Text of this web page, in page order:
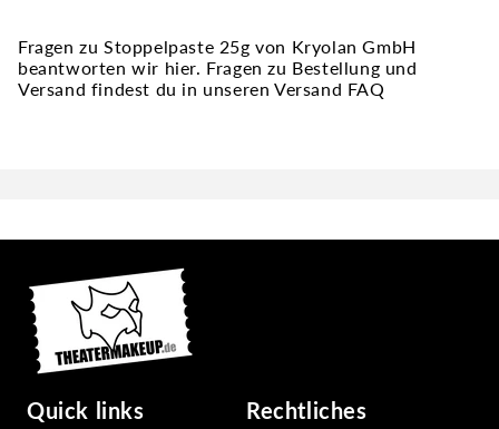
Fragen zu Stoppelpaste 25g von Kryolan GmbH
beantworten wir hier. Fragen zu Bestellung und
Versand findest du in unseren Versand FAQ
Quick links Rechtliches